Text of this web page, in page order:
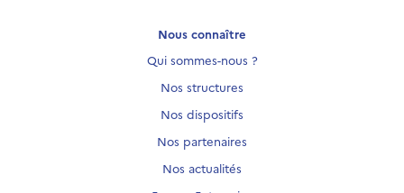
Nous connaître
Qui sommes-nous ?
Nos structures
Nos dispositifs
Nos partenaires
Nos actualités